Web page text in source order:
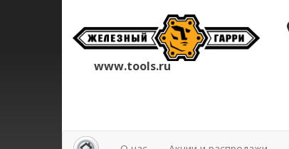
www.tools.ru